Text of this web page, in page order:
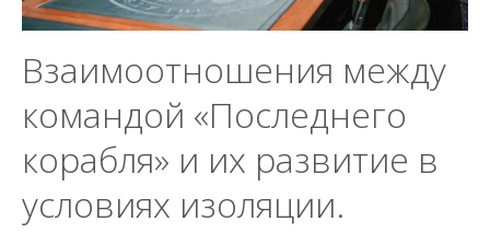
Взаимоотношения между
командой «Последнего
корабля» и их развитие в
условиях изоляции.